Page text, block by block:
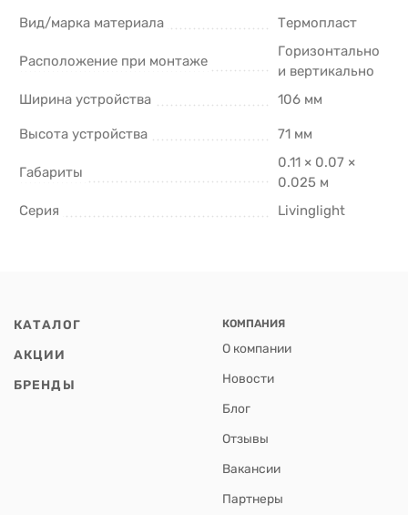
Вид/марка материала Термопласт
Расположение при монтаже
Горизонтально
и вертикально
Ширина устройства
106 мм
Высота устройства 71 мм
Габариты
0.11 × 0.07 ×
0.025 м
Серия
Livinglight
КАТАЛОГ
АКЦИИ
БРЕНДЫ
КОМПАНИЯ
О компании
Новости
Блог
Отзывы
Вакансии
Партнеры